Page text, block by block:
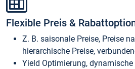
Flexible Preis &
Z. B. saisonale Preise, Preise
hierarchische Preise,
Yield Optimierung, dynamische